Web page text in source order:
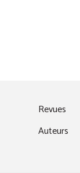
Revues
Auteurs